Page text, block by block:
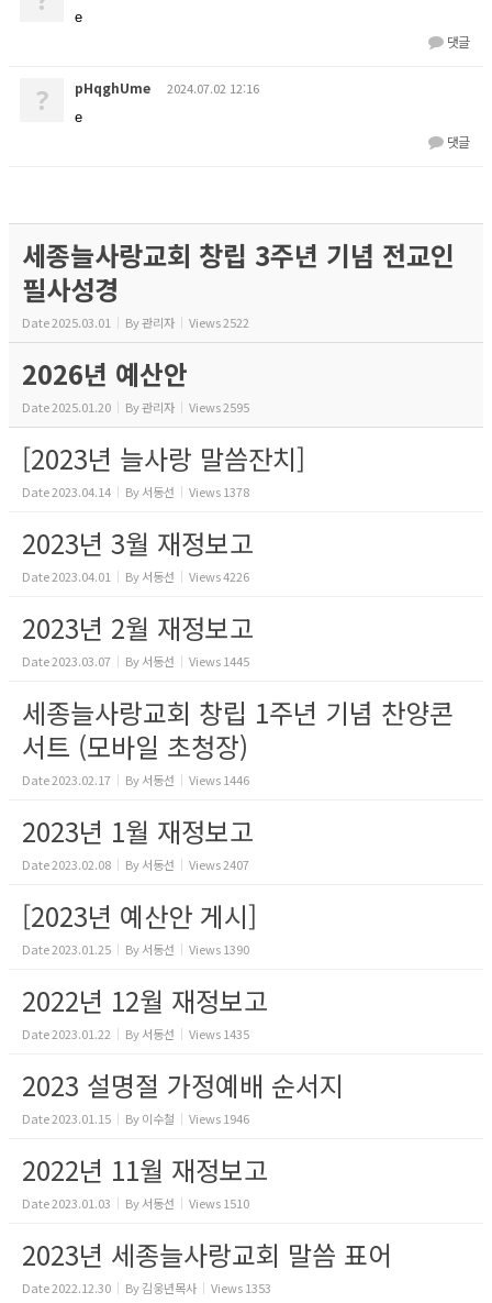
e
댓글
? pHqghUme 2024.07.02 12:16
e
댓글
세종늘사랑교회 창립 3주년 기념 전교인
필사성경
Date2025.03.01 By관리자 Views2522
2026년 예산안
Date2025.01.20 By관리자 Views2595
[2023년 늘사랑 말씀잔치]
Date2023.04.14 By서동선 Views1378
2023년 3월 재정보고
Date2023.04.01 By서동선 Views4226
2023년 2월 재정보고
Date2023.03.07 By서동선 Views1445
세종늘사랑교회 창립 1주년 기념 찬양콘
서트 (모바일 초청장)
Date2023.02.17 By서동선 Views1446
2023년 1월 재정보고
Date2023.02.08 By서동선 Views2407
[2023년 예산안 게시]
Date2023.01.25 By서동선 Views1390
2022년 12월 재정보고
Date2023.01.22 By서동선 Views1435
2023 설명절 가정예배 순서지
Date2023.01.15 By이수철 Views1946
2022년 11월 재정보고
Date2023.01.03 By서동선 Views1510
2023년 세종늘사랑교회 말씀 표어
Date2022.12.30 By김웅년목사 Views1353